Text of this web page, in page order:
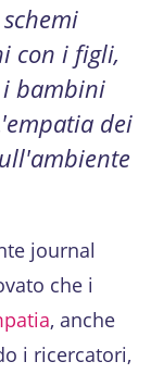
con i figli,
bambini
dei
journal
che i
, anche
i ricercatori,